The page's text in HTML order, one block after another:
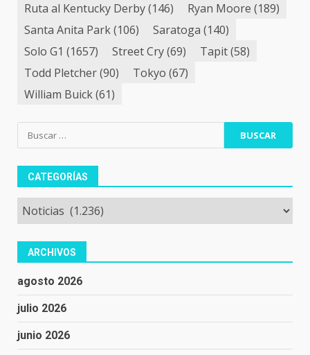
Ruta al Kentucky Derby(146) Ryan Moore (189)
Santa Anita Park(106) Saratoga (140)
Solo G1 (1657) Street Cry(69) Tapit(58)
Todd Pletcher(90) Tokyo (67)
William Buick(61)
Buscar:
CATEGORÍAS
Categorías
ARCHIVOS
agosto 2026
julio 2026
junio 2026